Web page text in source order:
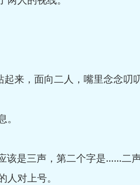
来，面向二人，嘴里念念叨
是三声，第二个字是……二声
对上号。